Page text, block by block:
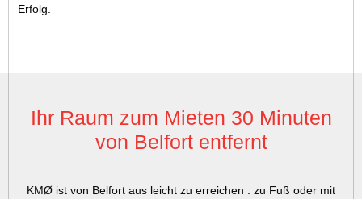
Erfolg.
Ihr Raum zum Mieten 30 Minuten
von Belfort entfernt
KMØ ist von Belfort aus leicht zu erreichen : zu Fuß oder mit